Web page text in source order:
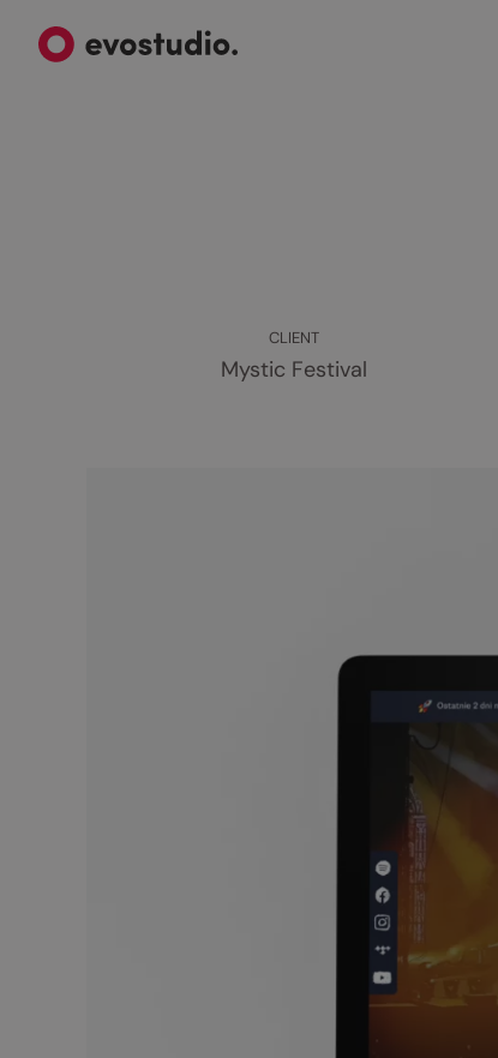
CLIENT
Mystic Festival